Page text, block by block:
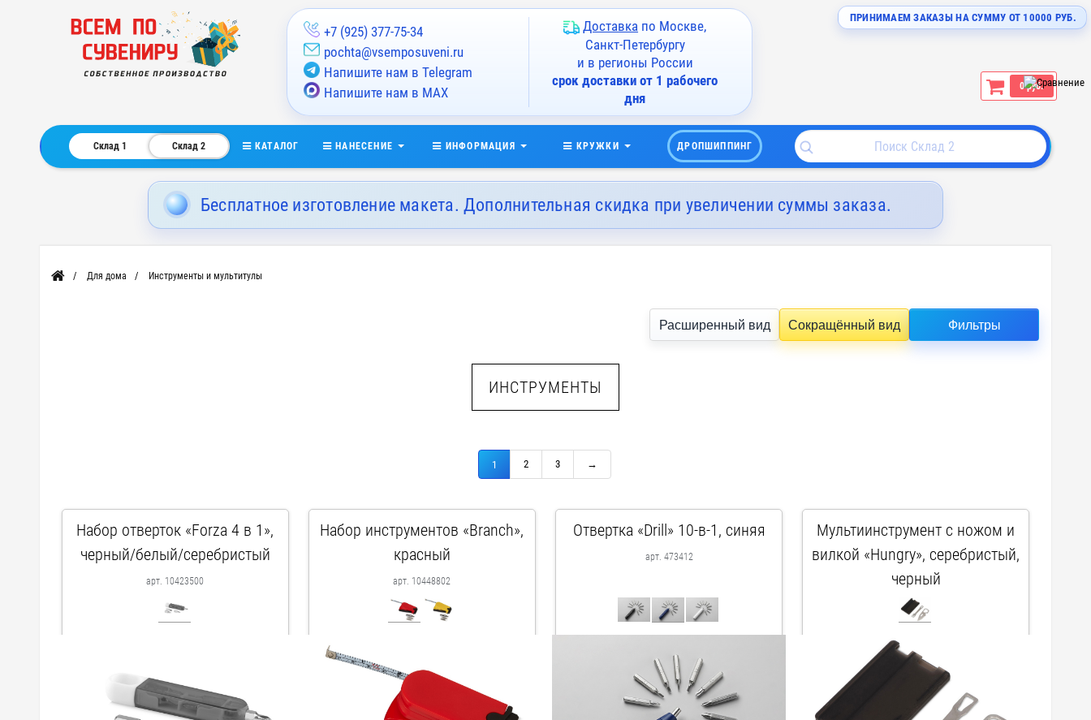
ПРИНИМАЕМ ЗАКАЗЫ НА СУММУ ОТ 10000 РУБ.
+7 (925) 377-75-34
pochta@vsemposuveni.ru
Напишите нам в Telegram
Напишите нам в MAX
Доставка по Москве,
Санкт-Петербургу
и в регионы России
срок доставки от 1 рабочего
дня
0 руб.
Склад 1 Склад 2 КАТАЛОГ НАНЕСЕНИЕ ИНФОРМАЦИЯ КРУЖКИ ДРОПШИППИНГ
Бесплатное изготовление макета. Дополнительная скидка при увеличении суммы заказа.
Главная Для дома Инструменты и мультитулы
Расширенный вид Сокращённый вид Фильтры
ИНСТРУМЕНТЫ
1 2 3 →
Набор отверток «Forza 4 в 1»,
черный/белый/серебристый
арт. 10423500
Набор инструментов «Branch»,
красный
арт. 10448802
Отвертка «Drill» 10-в-1, синяя
арт. 473412
Мультиинструмент с ножом и
вилкой «Hungry», серебристый,
черный
арт. 828747